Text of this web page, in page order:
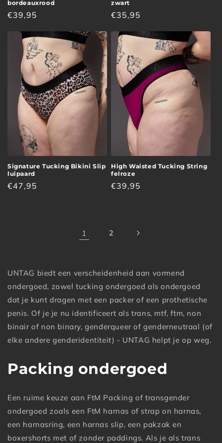
bordeauxrood
Normale
€39,95
zwart
Normale
€35,95
Signature Tucking Bikini Slip
luipaard
Normale
€47,95
High Waisted Tucking String
felroze
Normale
€39,95
1 2
UNTAG biedt een verscheidenheid aan vormend
ondergoed, zowel tucking ondergoed als ondergoed
dat je kunt dragen met een packer of een prothetische
penis. Of je je nu identificeert als trans, mtf, ftm, non
binair of non binary, genderqueer of genderneutraal (of
elke andere genderidentiteit) - UNTAG helpt je op weg.
Packing ondergoed
Een ruime keuze aan FtM Packing of transgender
ondergoed zoals een FtM harnas of strap on harnas,
een harnasring, een harnas slip, een pakzak en
boxershorts met of zonder paddings. Als je als trans